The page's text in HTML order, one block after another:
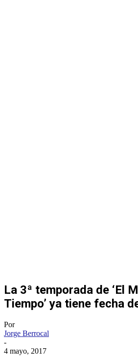
La 3ª temporada de ‘El
Tiempo’ ya tiene fecha
Por
Jorge Berrocal
-
4 mayo, 2017